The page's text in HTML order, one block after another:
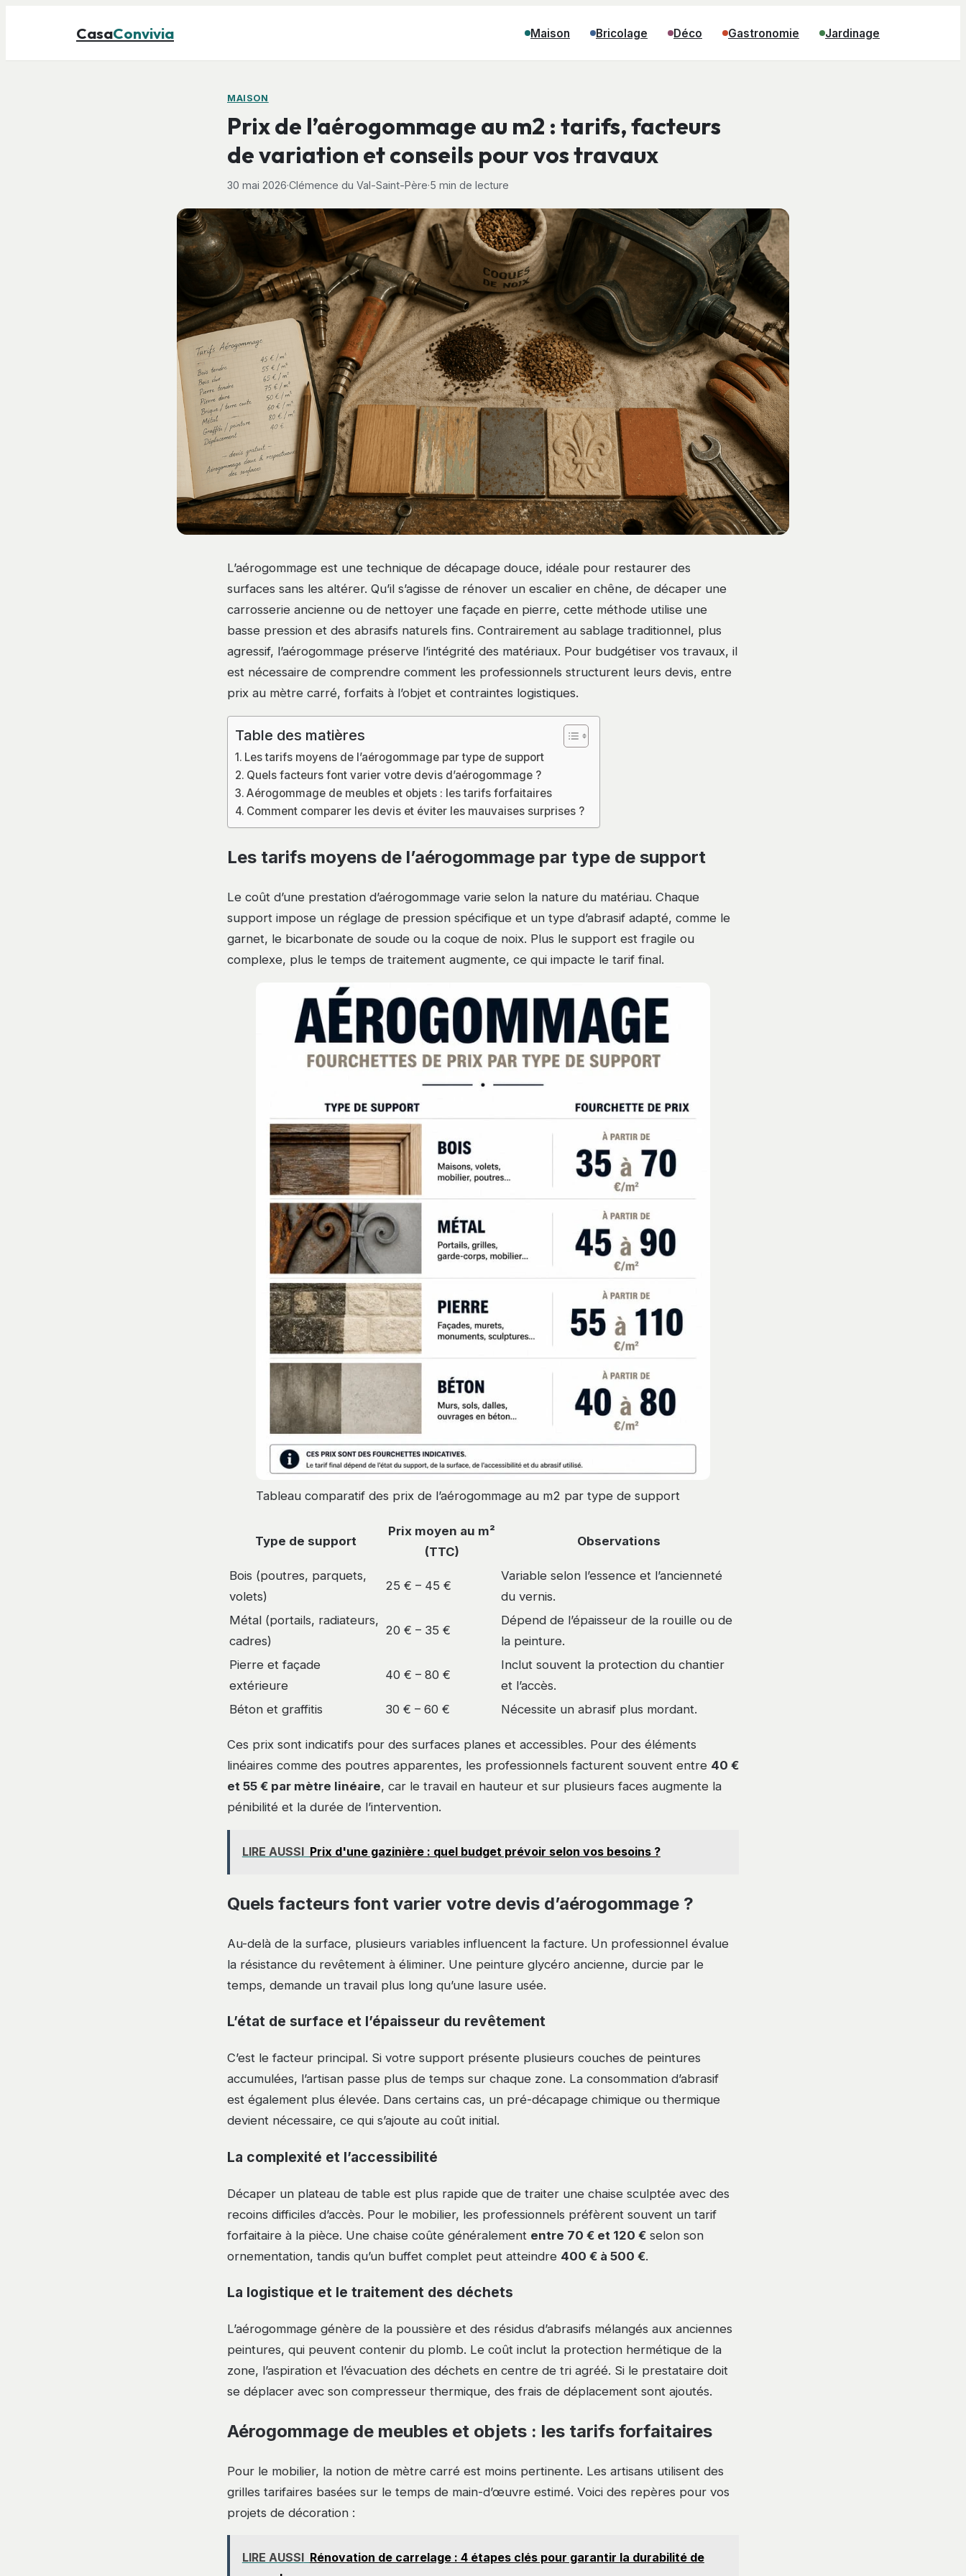
CasaConvivia Maison Bricolage Déco Gastronomie Jardinage
MAISON
Prix de l’aérogommage au m2 : tarifs, facteurs
de variation et conseils pour vos travaux
30 mai 2026·Clémence du Val-Saint-Père·5 min de lecture
L’aérogommage est une technique de décapage douce, idéale pour restaurer des
surfaces sans les altérer. Qu’il s’agisse de rénover un escalier en chêne, de décaper une
carrosserie ancienne ou de nettoyer une façade en pierre, cette méthode utilise une
basse pression et des abrasifs naturels fins. Contrairement au sablage traditionnel, plus
agressif, l’aérogommage préserve l’intégrité des matériaux. Pour budgétiser vos travaux, il
est nécessaire de comprendre comment les professionnels structurent leurs devis, entre
prix au mètre carré, forfaits à l’objet et contraintes logistiques.
Table des matières
Les tarifs moyens de l’aérogommage par type de support
Quels facteurs font varier votre devis d’aérogommage ?
Aérogommage de meubles et objets : les tarifs forfaitaires
Comment comparer les devis et éviter les mauvaises surprises ?
Les tarifs moyens de l’aérogommage par type de support
Le coût d’une prestation d’aérogommage varie selon la nature du matériau. Chaque
support impose un réglage de pression spécifique et un type d’abrasif adapté, comme le
garnet, le bicarbonate de soude ou la coque de noix. Plus le support est fragile ou
complexe, plus le temps de traitement augmente, ce qui impacte le tarif final.
Tableau comparatif des prix de l’aérogommage au m2 par type de support
Type de support
Prix moyen au m²
(TTC)
Observations
Bois (poutres, parquets,
volets)
25 € – 45 €
Variable selon l’essence et l’ancienneté
du vernis.
Métal (portails, radiateurs,
cadres)
20 € – 35 €
Dépend de l’épaisseur de la rouille ou de
la peinture.
Pierre et façade
extérieure
40 € – 80 €
Inclut souvent la protection du chantier
et l’accès.
Béton et graffitis
30 € – 60 € Nécessite un abrasif plus mordant.
Ces prix sont indicatifs pour des surfaces planes et accessibles. Pour des éléments
linéaires comme des poutres apparentes, les professionnels facturent souvent entre 40 €
et 55 € par mètre linéaire, car le travail en hauteur et sur plusieurs faces augmente la
pénibilité et la durée de l’intervention.
LIRE AUSSI Prix d'une gazinière : quel budget prévoir selon vos besoins ?
Quels facteurs font varier votre devis d’aérogommage ?
Au-delà de la surface, plusieurs variables influencent la facture. Un professionnel évalue
la résistance du revêtement à éliminer. Une peinture glycéro ancienne, durcie par le
temps, demande un travail plus long qu’une lasure usée.
L’état de surface et l’épaisseur du revêtement
C’est le facteur principal. Si votre support présente plusieurs couches de peintures
accumulées, l’artisan passe plus de temps sur chaque zone. La consommation d’abrasif
est également plus élevée. Dans certains cas, un pré-décapage chimique ou thermique
devient nécessaire, ce qui s’ajoute au coût initial.
La complexité et l’accessibilité
Décaper un plateau de table est plus rapide que de traiter une chaise sculptée avec des
recoins difficiles d’accès. Pour le mobilier, les professionnels préfèrent souvent un tarif
forfaitaire à la pièce. Une chaise coûte généralement entre 70 € et 120 € selon son
ornementation, tandis qu’un buffet complet peut atteindre 400 € à 500 €.
La logistique et le traitement des déchets
L’aérogommage génère de la poussière et des résidus d’abrasifs mélangés aux anciennes
peintures, qui peuvent contenir du plomb. Le coût inclut la protection hermétique de la
zone, l’aspiration et l’évacuation des déchets en centre de tri agréé. Si le prestataire doit
se déplacer avec son compresseur thermique, des frais de déplacement sont ajoutés.
Aérogommage de meubles et objets : les tarifs forfaitaires
Pour le mobilier, la notion de mètre carré est moins pertinente. Les artisans utilisent des
grilles tarifaires basées sur le temps de main-d’œuvre estimé. Voici des repères pour vos
projets de décoration :
LIRE AUSSI Rénovation de carrelage : 4 étapes clés pour garantir la durabilité de